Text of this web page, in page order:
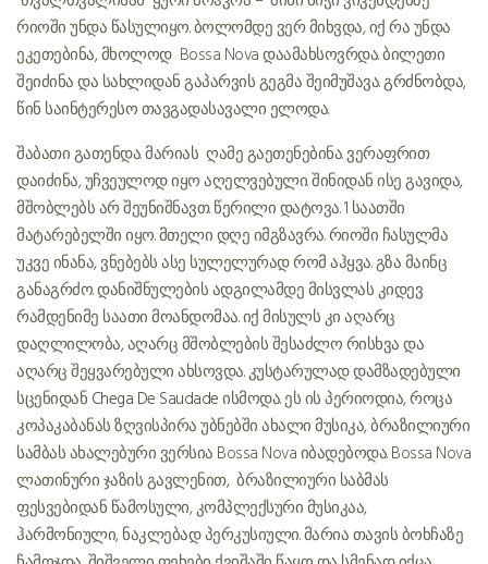
რიოში უნდა წასულიყო. ბოლომდე ვერ მიხვდა, იქ რა უნდა
ეკეთებინა, მხოლოდ Bossa Nova დაამახსოვრდა. ბილეთი
შეიძინა და სახლიდან გაპარვის გეგმა შეიმუშავა. გრძნობდა,
წინ საინტერესო თავგადასავალი ელოდა.
შაბათი გათენდა. მარიას ღამე გაეთენებინა. ვერაფრით
დაიძინა, უჩვეულოდ იყო აღელვებული. შინიდან ისე გავიდა,
მშობლებს არ შეუნიშნავთ. წერილი დატოვა. 1 საათში
მატარებელში იყო. მთელი დღე იმგზავრა. რიოში ჩასულმა
უკვე ინანა, ვნებებს ასე სულელურად რომ აჰყვა. გზა მაინც
განაგრძო. დანიშნულების ადგილამდე მისვლას კიდევ
რამდენიმე საათი მოანდომაა. იქ მისულს კი აღარც
დაღლილობა, აღარც მშობლების შესაძლო რისხვა და
აღარც შეყვარებული ახსოვდა. კუსტარულად დამზადებული
სცენიდან Chega De Saudadeისმოდა. ეს ის პერიოდია, როცა
კოპაკაბანას ზღვისპირა უბნებში ახალი მუსიკა, ბრაზილიური
სამბას ახალებური ვერსია Bossa Nova იბადებოდა. Bossa Nova
ლათინური ჯაზის გავლენით, ბრაზილიური საბმას
ფესვებიდან წამოსული, კომპლექსური მუსიკაა,
ჰარმონიული, ნაკლებად პერკუსიული. მარია თავის ბოხჩაზე